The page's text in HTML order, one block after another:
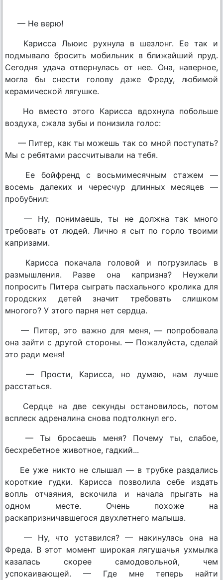
— Не верю!
Кариcса Льюис рухнула в шезлонг. Ее так и
подмывало бросить мобильник в ближайший пруд.
Сегодня удача отвернулась от нее. Она, наверное,
могла бы снести голову даже Фреду, любимой
керамической лягушке.
Но вместо этого Кариcса вдохнула побольше
воздуха, сжала зубы и понизила голос:
— Питер, как ты можешь так со мной поступать?
Мы с ребятами рассчитывали на тебя.
Ее бойфренд с восьмимесячным стажем —
восемь далеких и чересчур длинных месяцев —
пробубнил:
— Ну, понимаешь, ты не должна так много
требовать от людей. Лично я сыт по горло твоими
капризами.
Кариcса покачала головой и погрузилась в
размышления. Разве она капризна? Неужели
попросить Питера сыграть пасхального кролика для
городских детей значит требовать слишком
многого? У этого парня нет сердца.
— Питер, это важно для меня, — попробовала
она зайти с другой стороны. — Пожалуйста, сделай
это ради меня!
— Прости, Кариcса, но думаю, нам лучше
расстаться.
Сердце на две секунды остановилось, потом
всплеск адреналина снова подтолкнул его.
— Ты бросаешь меня? Почему ты, слабое,
бесхребетное животное, гадкий...
Ее уже никто не слышал — в трубке раздались
короткие гудки. Кариcса позволила себе издать
вопль отчаяния, вскочила и начала прыгать на
одном месте. Очень похоже на
раскапризничавшегося двухлетнего малыша.
— Ну, что уставился? — накинулась она на
Фреда. В этот момент широкая лягушачья ухмылка
казалась скорее самодовольной, чем
успокаивающей. — Где мне теперь найти